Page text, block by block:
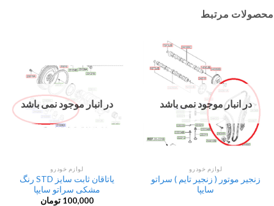
محصولات مرتبط
در انبار موجود نمی باشد
لوازم خودرو
زنجیر موتور ( زنجیر تایم ) سراتو
سایپا
در انبار موجود نمی باشد
لوازم خودرو
یاتاقان ثابت سایز STD رنگ
مشکی سراتو سایپا
100,000 تومان